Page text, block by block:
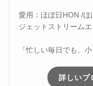
愛用：ほぼ日HON /ほ
ジェットストリーム
「忙しい毎日でも、
詳しいプ